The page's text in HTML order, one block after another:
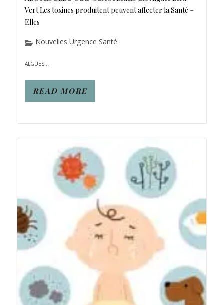
Vert Les toxines produitent peuvent affecter la Santé –
Elles
Nouvelles Urgence Santé
ALGUES...
READ MORE